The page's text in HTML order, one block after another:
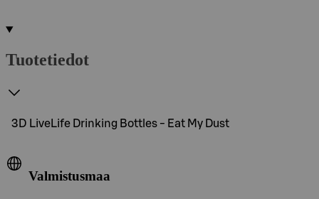
Tuotetiedot
3D LiveLife Drinking Bottles - Eat My Dust
Valmistusmaa